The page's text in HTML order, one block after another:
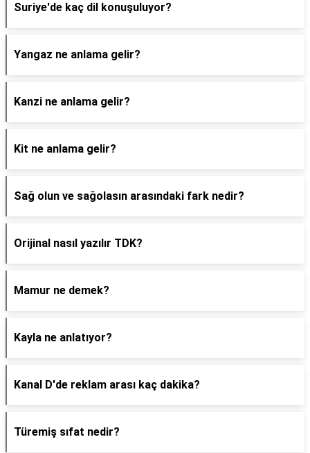
Suriye'de kaç dil konuşuluyor?
Yangaz ne anlama gelir?
Kanzi ne anlama gelir?
Kit ne anlama gelir?
Sağ olun ve sağolasın arasındaki fark nedir?
Orijinal nasıl yazılır TDK?
Mamur ne demek?
Kayla ne anlatıyor?
Kanal D'de reklam arası kaç dakika?
Türemiş sıfat nedir?